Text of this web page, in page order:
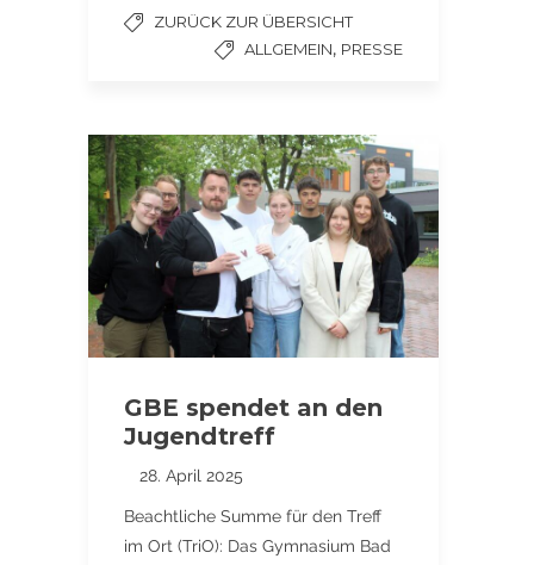
ZURÜCK ZUR ÜBERSICHT
ALLGEMEIN, PRESSE
GBE spendet an den
Jugendtreff
28. April 2025
Beachtliche Summe für den Treff
im Ort (TriO): Das Gymnasium Bad